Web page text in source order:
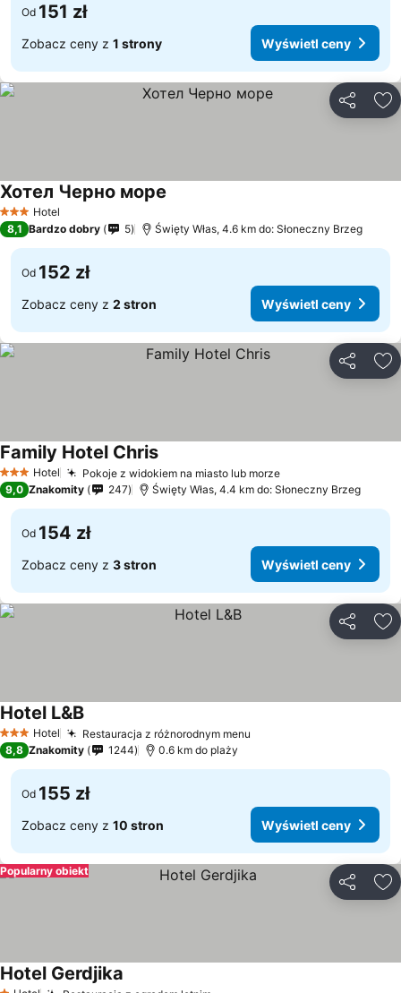
Od 151 zł
Zobacz ceny z 1 strony Wyświetl ceny
3 Kategoria
Hotel
Хотел Черно море
8,1 Bardzo dobry 5 Święty Włas, 4.6 km do: Słoneczny Brzeg
Od 152 zł
Zobacz ceny z 2 stron Wyświetl ceny
3 Kategoria
Hotel Pokoje z widokiem na miasto lub morze
Family Hotel Chris
9,0 Znakomity 247 Święty Włas, 4.4 km do: Słoneczny Brzeg
Od 154 zł
Zobacz ceny z 3 stron Wyświetl ceny
3 Kategoria
Hotel Restauracja z różnorodnym menu
Hotel L&B
8,8 Znakomity 1244 0.6 km do plaży
Od 155 zł
Zobacz ceny z 10 stron Wyświetl ceny
Popularny obiekt
Hotel Gerdjika